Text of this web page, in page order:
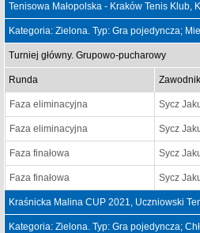
Tenisowa Małopolska - Kraków Tenis Klub,
Kategoria: Zielona. Typ: Gra pojedyncza;
Turniej główny. Grupowo-pucharowy
Runda Zawodnik
Faza eliminacyjna Sycz
Faza eliminacyjna Sycz
Faza finałowa Sycz
Faza finałowa Sycz
Kraśnicka Malina CUP 2021, Uczniowski
Kategoria: Zielona. Typ: Gra pojedyncza;